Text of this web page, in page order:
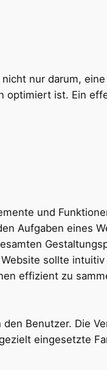
nur darum,
optimiert ist. Ein
und
Aufgaben eines
sollte
effizient zu
Benutzer. Die
eingesetzte